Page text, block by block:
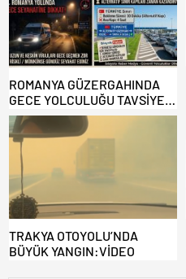
ROMANYA GÜZERGAHINDA
GECE YOLCULUĞU TAVSİYE
EDİLMİYOR: ALTERNATİF
KAPILAR ZAMAN
KAZANDIRIYOR!
TRAKYA OTOYOLU’NDA
BÜYÜK YANGIN:VİDEO